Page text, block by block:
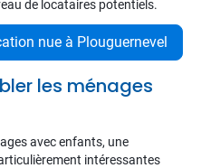
de locataires potentiels.
nue à Plouguernevel
les ménages
avec enfants, une
intéressantes